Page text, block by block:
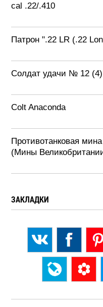
cal .22/.410
Патрон ".22 LR (.22
Солдат удачи № 12 (4)
Colt Anaconda
Противотанковая
(Мины
ЗАКЛАДКИ